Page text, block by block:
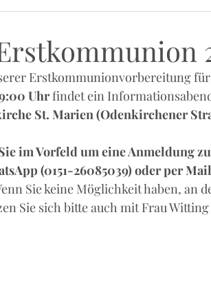
Erstkommunionvorbereitung für
Uhr findet ein
St. Marien (Odenkirchener
im Vorfeld um eine Anmeldung
(0151-26085039) oder per
Sie keine Möglichkeit haben, an
Sie sich bitte auch mit Frau